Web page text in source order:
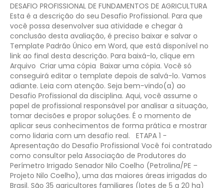
DESAFIO PROFISSIONAL DE FUNDAMENTOS DE AGRICULTURA
Esta é a descrição do seu Desafio Profissional. Para que
você possa desenvolver sua atividade e chegar à
conclusão desta avaliação, é preciso baixar e salvar o
Template Padrão Único em Word, que está disponível no
link ao final desta descrição. Para baixá-lo, clique em
Arquivo Criar uma cópia Baixar uma cópia. Você só
conseguirá editar o template depois de salvá-lo. Vamos
adiante. Leia com atenção. Seja bem-vindo(a) ao
Desafio Profissional da disciplina. Aqui, você assume o
papel de profissional responsável por analisar a situação,
tomar decisões e propor soluções. É o momento de
aplicar seus conhecimentos de forma prática e mostrar
como lidaria com um desafio real.
ETAPA 1 -
Apresentação do Desafio Profissional Você foi contratado
como consultor pela Associação de Produtores do
Perímetro Irrigado Senador Nilo Coelho (Petrolina/PE –
Projeto Nilo Coelho), uma das maiores áreas irrigadas do
Brasil. São 35 agricultores familiares (lotes de 5 a 20 ha)